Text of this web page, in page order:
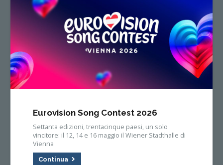
Eurovision Song Contest 2026
Settanta edizioni, trentacinque paesi, un solo
vincitore: il 12, 14 e 16 maggio il Wiener Stadthalle di
Vienna
Continua